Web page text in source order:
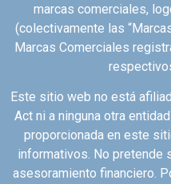
marcas comerciales,
(colectivamente las
Marcas Comerciales
Este sitio web no está
Act ni a ninguna otra
proporcionada en este
informativos. No pretende
asesoramiento financiero.